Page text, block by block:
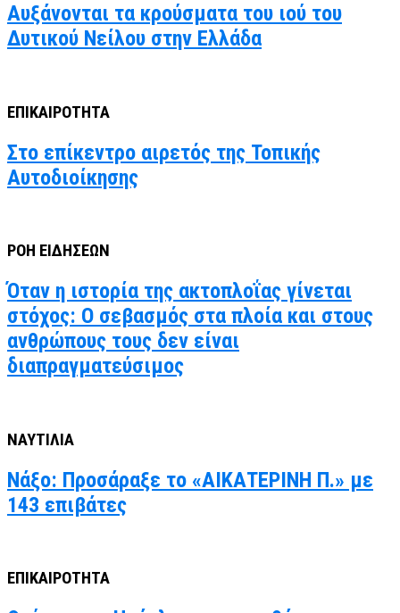
Αυξάνονται τα κρούσματα του ιού του
Δυτικού Νείλου στην Ελλάδα
ΕΠΙΚΑΙΡΟΤΗΤΑ
Στο επίκεντρο αιρετός της Τοπικής
Αυτοδιοίκησης
ΡΟΗ ΕΙΔΗΣΕΩΝ
Όταν η ιστορία της ακτοπλοΐας γίνεται
στόχος: Ο σεβασμός στα πλοία και στους
ανθρώπους τους δεν είναι
διαπραγματεύσιμος
ΝΑΥΤΙΛΙΑ
Νάξο: Προσάραξε το «ΑΙΚΑΤΕΡΙΝΗ Π.» με
143 επιβάτες
ΕΠΙΚΑΙΡΟΤΗΤΑ